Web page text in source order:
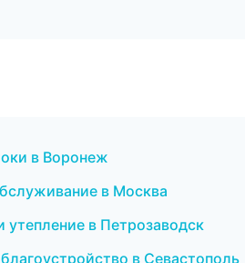
в Воронеж
в Москва
в Петрозаводск
в Севастополь